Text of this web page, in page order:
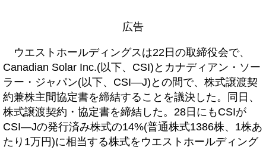
広告
ウエストホールディングスは22日の取締役会で、
Canadian Solar Inc.(以下、CSI)とカナディアン・ソー
ラー・ジャパン(以下、CSI―J)との間で、株式譲渡契
約兼株主間協定書を締結することを議決した。同日、
株式譲渡契約・協定書を締結した。28日にもCSIが
CSI―Jの発行済み株式の14%(普通株式1386株、1株あ
たり1万円)に相当する株式をウエストホールディング